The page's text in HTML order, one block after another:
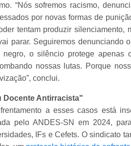
“Nós sofremos racismo,
por novas formas de
tentam produzir silenciamento,
parar. Seguiremos denunciando
negro, o silêncio protege apenas
nossas lutas. Porque
conclui.
Docente Antirracista"
a esses casos está
pelo ANDES-SN em 2024,
IFs e Cefets. O sindicato